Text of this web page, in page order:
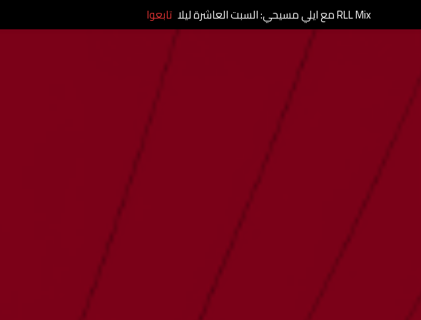
RLL Mix مع ايلي مسيحي: السبت العاشرة ليلا تابعوا